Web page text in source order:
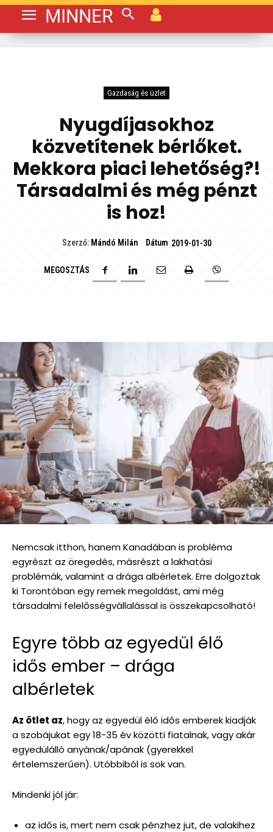
MINNER
Gazdaság és üzlet
Nyugdíjasokhoz
közvetítenek bérlőket.
Mekkora piaci lehetőség?!
Társadalmi és még pénzt
is hoz!
Szerző: Mándó Milán Dátum 2019-01-30
MEGOSZTÁS
Nemcsak itthon, hanem Kanadában is probléma
egyrészt az öregedés, másrészt a lakhatási
problémák, valamint a drága albérletek. Erre dolgoztak
ki Torontóban egy remek megoldást, ami még
társadalmi felelősségvállalással is összekapcsolható!
Egyre több az egyedül élő
idős ember – drága
albérletek
Az ötlet az, hogy az egyedül élő idős emberek kiadják
a szobájukat egy 18-35 év közötti fiatalnak, vagy akár
egyedülálló anyának/apának (gyerekkel
értelemszerűen). Utóbbiból is sok van.
Mindenki jól jár:
az idős is, mert nem csak pénzhez jut, de valakihez